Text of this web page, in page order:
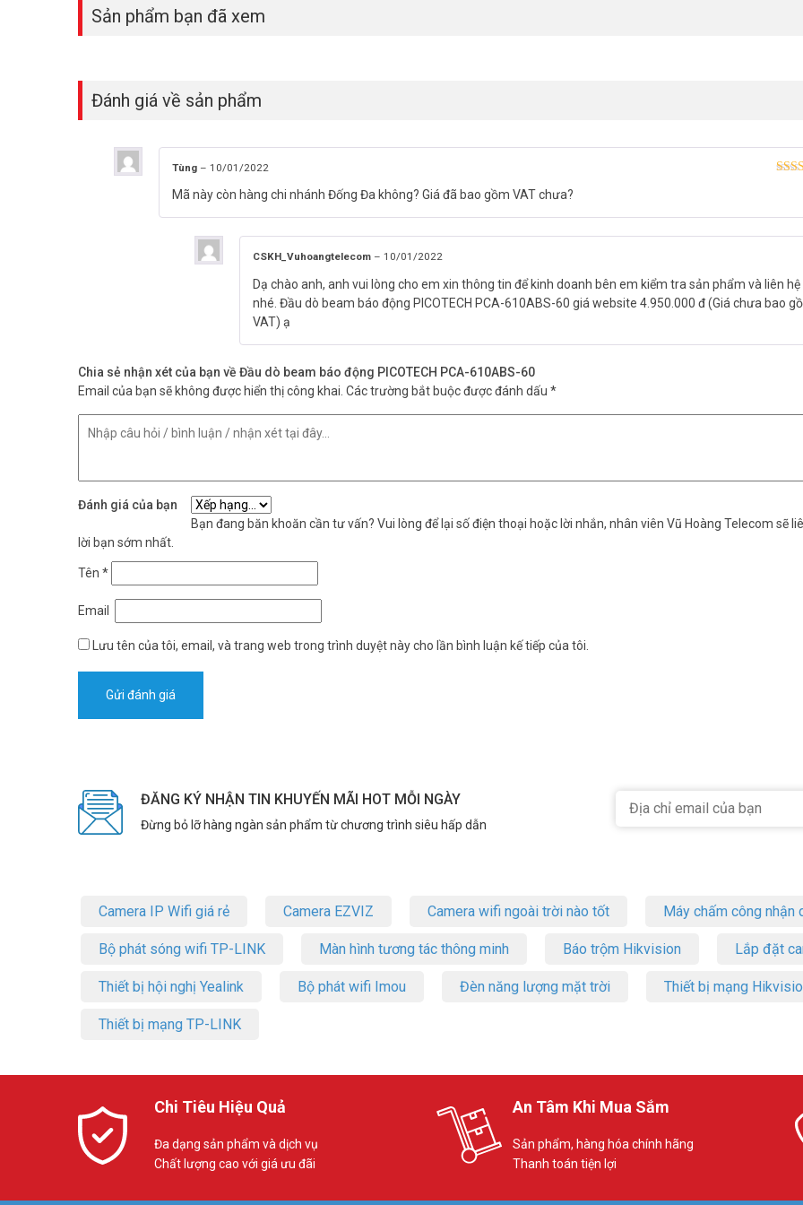
Đặt mua Online ngay sản phẩm PICOTECH PCA-610ABS-60 xin vui lòng liên hệ HOTLINE
thêm thông tin tại
Facebook Vuhoangtelecom
Sản phẩm bạn đã xem
Đánh giá về sản phẩm
Tùng – 10/01/2022
Mã này còn hàng chi nhánh Đống Đa không? Giá đã bao gồm VAT chưa?
CSKH_Vuhoangtelecom – 10/01/2022
Dạ chào anh, anh vui lòng cho em xin thông tin để kinh doanh bên em kiểm tra sản phẩm và liên hệ
nhé. Đầu dò beam báo động PICOTECH PCA-610ABS-60 giá website 4.950.000 đ (Giá chưa bao
VAT) ạ
Chia sẻ nhận xét của bạn về Đầu dò beam báo động PICOTECH PCA-610ABS-60
Email của bạn sẽ không được hiển thị công khai. Các trường bắt buộc được đánh dấu *
Đánh giá của bạn
Bạn đang băn khoăn cần tư vấn? Vui lòng để lại số điện thoại hoặc lời nhắn, nhân viên Vũ Hoàng Telecom sẽ
lời bạn sớm nhất.
Tên *
Email
Lưu tên của tôi, email, và trang web trong trình duyệt này cho lần bình luận kế tiếp của tôi.
ĐĂNG KÝ NHẬN TIN KHUYẾN MÃI HOT MỖI NGÀY
Đừng bỏ lỡ hàng ngàn sản phẩm từ chương trình siêu hấp dẫn
Camera IP Wifi giá rẻ Camera EZVIZ Camera wifi ngoài trời nào tốt Máy chấm công nhận
Bộ phát sóng wifi TP-LINK Màn hình tương tác thông minh Báo trộm Hikvision Lắp đặt
Thiết bị hội nghị Yealink Bộ phát wifi Imou Đèn năng lượng mặt trời Thiết bị mạng
Thiết bị mạng TP-LINK
Chi Tiêu Hiệu Quả
Đa dạng sản phẩm và dịch vụ
Chất lượng cao với giá ưu đãi
An Tâm Khi Mua Sắm
Sản phẩm, hàng hóa chính hãng
Thanh toán tiện lợi